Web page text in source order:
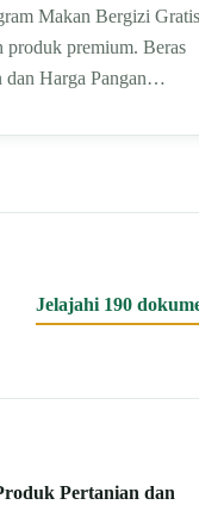
Makan Bergizi Gratis
premium. Beras
dan Harga Pangan…
Jelajahi 190
Pertanian dan